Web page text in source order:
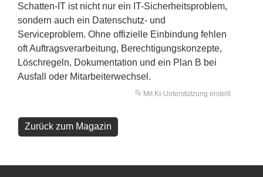
Schatten-IT ist nicht nur ein IT-Sicherheitsproblem,
sondern auch ein Datenschutz- und
Serviceproblem. Ohne offizielle Einbindung fehlen
oft Auftragsverarbeitung, Berechtigungskonzepte,
Löschregeln, Dokumentation und ein Plan B bei
Ausfall oder Mitarbeiterwechsel.
Mit KI-Unterstützung erstellt
Zurück zum Magazin